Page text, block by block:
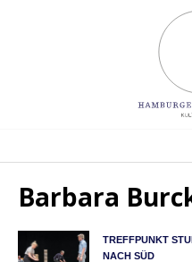
Barbara
TREFFPUNKT
NACH SÜD